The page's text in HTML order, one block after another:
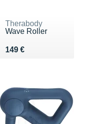
Therabody
Wave Roller
149 €
Vendu 149 €